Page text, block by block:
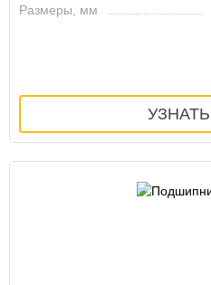
Размеры, мм